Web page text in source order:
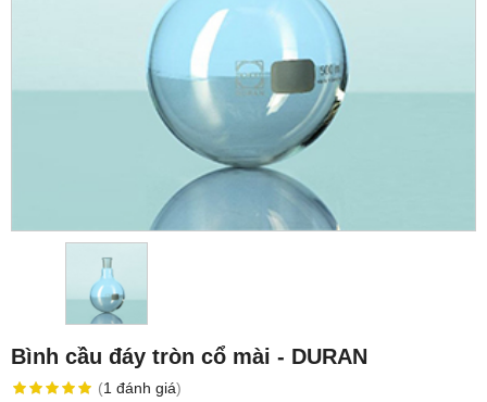
Bình cầu đáy tròn cổ mài - DURAN
(1 đánh giá)